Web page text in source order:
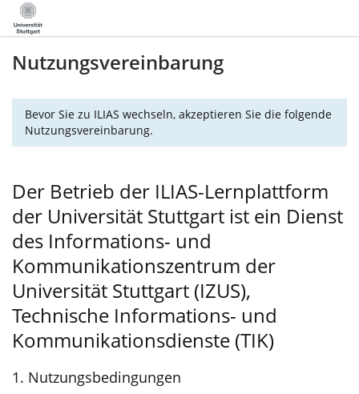
Nutzungsvereinbarung
Bevor Sie zu ILIAS wechseln, akzeptieren Sie die folgende
Nutzungsvereinbarung.
Der Betrieb der ILIAS-Lernplattform
der Universität Stuttgart ist ein Dienst
des Informations- und
Kommunikationszentrum der
Universität Stuttgart (IZUS),
Technische Informations- und
Kommunikationsdienste (TIK)
1. Nutzungsbedingungen